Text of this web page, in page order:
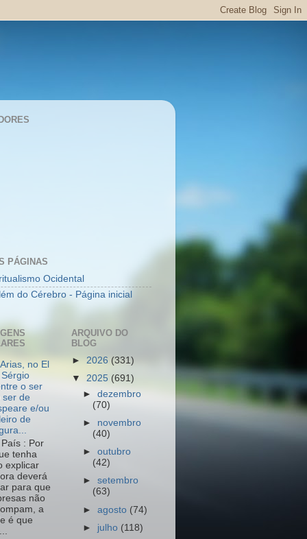
PÁGINAS
Ocidental
do Cérebro - Página inicial
no El
o ser
ser de
e/ou
de
: Por
tenha
explicar
deverá
para que
não
a
é que
ARQUIVO DO
BLOG
► 2026 (331)
▼ 2025 (691)
►dezembro
(70)
► novembro
(40)
►outubro
(42)
►setembro
(63)
►agosto (74)
► julho (118)